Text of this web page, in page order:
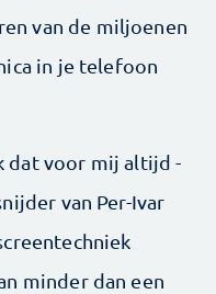
van de miljoenen
in je telefoon
dat voor mij altijd
van Per-Ivar
minder dan een